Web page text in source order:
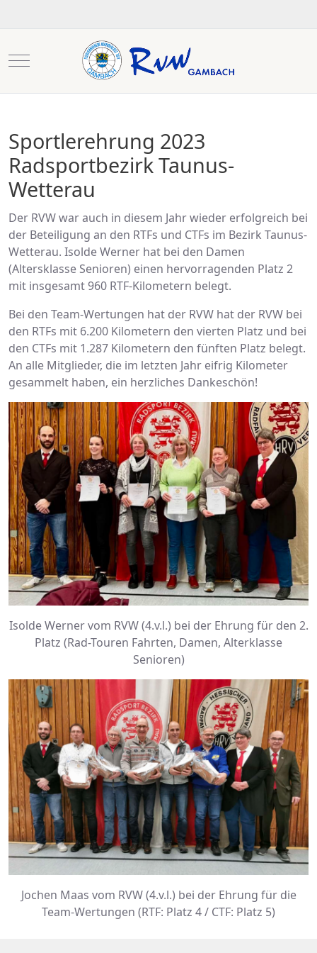
Mobile Menu Toggle
Sportlerehrung 2023
Radsportbezirk Taunus-
Wetterau
Der RVW war auch in diesem Jahr wieder erfolgreich bei
der Beteiligung an den RTFs und CTFs im Bezirk Taunus-
Wetterau. Isolde Werner hat bei den Damen
(Altersklasse Senioren) einen hervorragenden Platz 2
mit insgesamt 960 RTF-Kilometern belegt.
Bei den Team-Wertungen hat der RVW hat der RVW bei
den RTFs mit 6.200 Kilometern den vierten Platz und bei
den CTFs mit 1.287 Kilometern den fünften Platz belegt.
An alle Mitglieder, die im letzten Jahr eifrig Kilometer
gesammelt haben, ein herzliches Dankeschön!
Isolde Werner vom RVW (4.v.l.) bei der Ehrung für den 2.
Platz (Rad-Touren Fahrten, Damen, Alterklasse
Senioren)
Jochen Maas vom RVW (4.v.l.) bei der Ehrung für die
Team-Wertungen (RTF: Platz 4 / CTF: Platz 5)